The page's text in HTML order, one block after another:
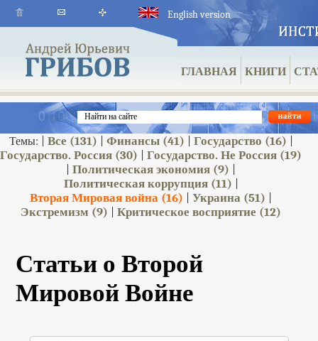
ГЛАВНАЯ КНИГИ
English version
Темы: | Все (131) Финансы(41) Государство (16)
Государство. Россия (30) |Государство. Не Россия (19)
|Политическая экономия (9)
Политическая коррупция(11)
Вторая Мировая война (16) |Украина (51)
Экстремизм (9) |Критическое восприятие (12)
Статьи о Второй
Мировой Войне